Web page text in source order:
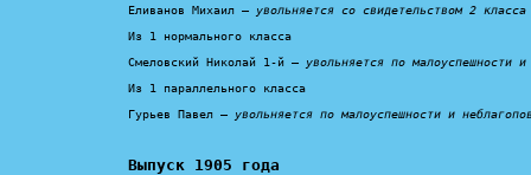
Еливанов Михаил – увольняется со свидетельством 2 класса
Из 1 нормального класса
Смеловский Николай 1-й – увольняется по малоуспешности и
Из 1 параллельного класса
Гурьев Павел – увольняется по малоуспешности и
Выпуск 1905 года